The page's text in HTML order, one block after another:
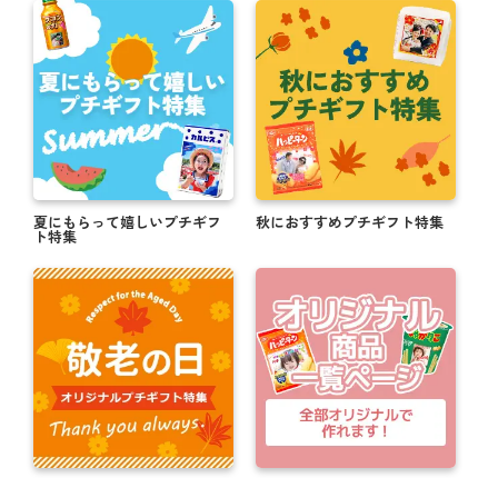
夏にもらって嬉しいプチギフ
ト特集
秋におすすめプチギフト特集